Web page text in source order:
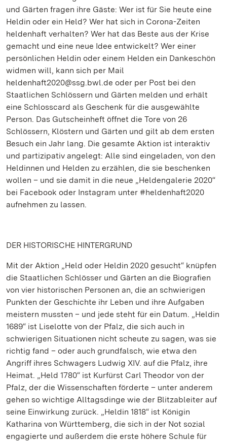
und Gärten fragen ihre Gäste: Wer ist für Sie heute eine
Heldin oder ein Held? Wer hat sich in Corona-Zeiten
heldenhaft verhalten? Wer hat das Beste aus der Krise
gemacht und eine neue Idee entwickelt? Wer einer
persönlichen Heldin oder einem Helden ein Dankeschön
widmen will, kann sich per Mail
heldenhaft2020@ssg.bwl.de oder per Post bei den
Staatlichen Schlössern und Gärten melden und erhält
eine Schlosscard als Geschenk für die ausgewählte
Person. Das Gutscheinheft öffnet die Tore von 26
Schlössern, Klöstern und Gärten und gilt ab dem ersten
Besuch ein Jahr lang. Die gesamte Aktion ist interaktiv
und partizipativ angelegt: Alle sind eingeladen, von den
Heldinnen und Helden zu erzählen, die sie beschenken
wollen – und sie damit in die neue „Heldengalerie 2020“
bei Facebook oder Instagram unter #heldenhaft2020
aufnehmen zu lassen.
DER HISTORISCHE HINTERGRUND
Mit der Aktion „Held oder Heldin 2020 gesucht“ knüpfen
die Staatlichen Schlösser und Gärten an die Biografien
von vier historischen Personen an, die an schwierigen
Punkten der Geschichte ihr Leben und ihre Aufgaben
meistern mussten – und jede steht für ein Datum. „Heldin
1689“ ist Liselotte von der Pfalz, die sich auch in
schwierigen Situationen nicht scheute zu sagen, was sie
richtig fand – oder auch grundfalsch, wie etwa den
Angriff ihres Schwagers Ludwig XIV. auf die Pfalz, ihre
Heimat. „Held 1780“ ist Kurfürst Carl Theodor von der
Pfalz, der die Wissenschaften förderte – unter anderem
gehen so wichtige Alltagsdinge wie der Blitzableiter auf
seine Einwirkung zurück. „Heldin 1818“ ist Königin
Katharina von Württemberg, die sich in der Not sozial
engagierte und außerdem die erste höhere Schule für